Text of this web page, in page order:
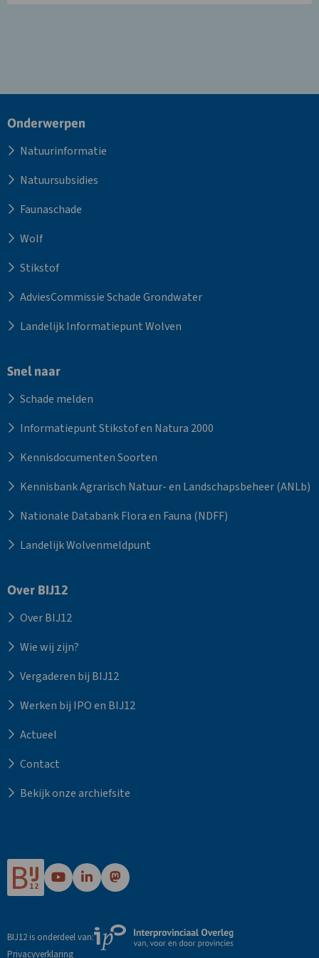
Site
Onderwerpen
Natuurinformatie
Natuursubsidies
Faunaschade
Wolf
Stikstof
AdviesCommissie Schade Grondwater
Landelijk Informatiepunt Wolven
Snel naar
Schade melden
Informatiepunt Stikstof en Natura 2000
Kennisdocumenten Soorten
Kennisbank Agrarisch Natuur- en Landschapsbeheer (ANLb)
Nationale Databank Flora en Fauna (NDFF)
Landelijk Wolvenmeldpunt
Over BIJ12
Over BIJ12
Wie wij zijn?
Vergaderen bij BIJ12
Werken bij IPO en BIJ12
Actueel
Contact
Bekijk onze archiefsite
Ga
naar
pagina
Ga
naar
LinkedIn
pagina
Ga
naar
Mastodon
pagina
BIJ12 is onderdeel van:
Externe
link
Privacyverklaring